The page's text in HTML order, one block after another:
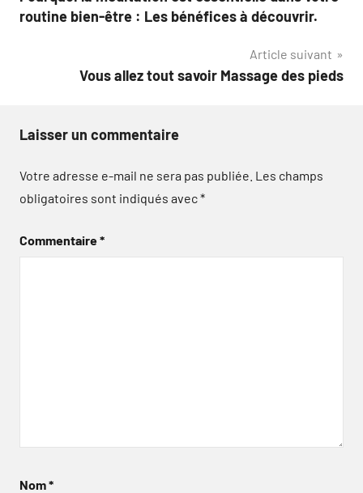
de
routine bien-être : Les bénéfices à découvrir.
Article suivant
Vous allez tout savoir Massage des pieds
Laisser un commentaire
Votre adresse e-mail ne sera pas publiée. Les champs
obligatoires sont indiqués avec*
Commentaire*
Nom*